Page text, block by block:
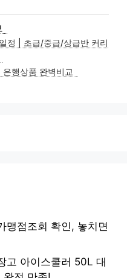
정 | 초급/중급/상급반 커리
행상품 완벽비교
맹점조회 확인, 놓치면
고 아이스쿨러 50L 대